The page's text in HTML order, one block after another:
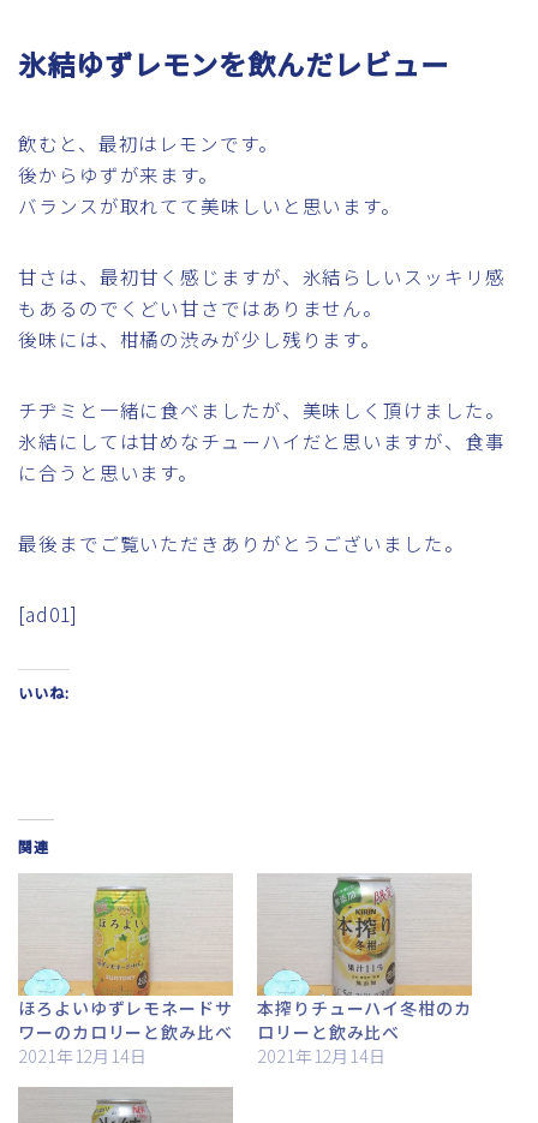
氷結ゆずレモンを飲んだレビュー
飲むと、最初はレモンです。
後からゆずが来ます。
バランスが取れてて美味しいと思います。
甘さは、最初甘く感じますが、氷結らしいスッキリ感
もあるのでくどい甘さではありません。
後味には、柑橘の渋みが少し残ります。
チヂミと一緒に食べましたが、美味しく頂けました。
氷結にしては甘めなチューハイだと思いますが、食事
に合うと思います。
最後までご覧いただきありがとうございました。
[ad01]
いいね:
関連
ほろよいゆずレモネードサ
ワーのカロリーと飲み比べ
2021年12月14日
本搾りチューハイ冬柑のカ
ロリーと飲み比べ
2021年12月14日